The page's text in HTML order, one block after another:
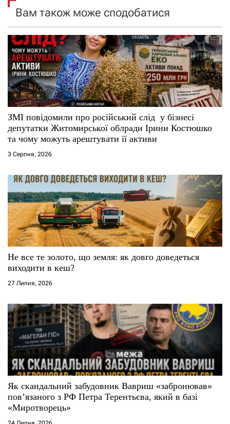
я
з
а
п
и
с
і
Вам також може сподобатися
ЗМІ повідомили про російський слід у бізнесі
депутатки Житомирської облради Ірини Костюшко
та чому можуть арештувати її активи
3 Серпня, 2026
Не все те золото, що земля: як довго доведеться
виходити в кеш?
27 Липня, 2026
Як скандальний забудовник Вавриш «забронював»
повʼязаного з РФ Петра Терентьєва, який в базі
«Миротворець»